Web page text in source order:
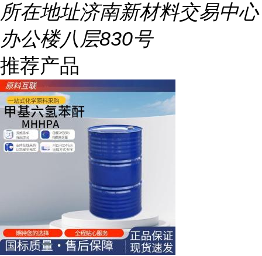
所在地址济南新材料交易中心
办公楼八层830号
推荐产品